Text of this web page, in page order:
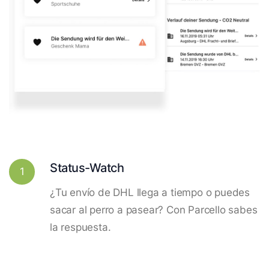
1 Status-Watch
¿Tu envío de DHL llega a tiempo o puedes
sacar al perro a pasear? Con Parcello sabes
la respuesta.